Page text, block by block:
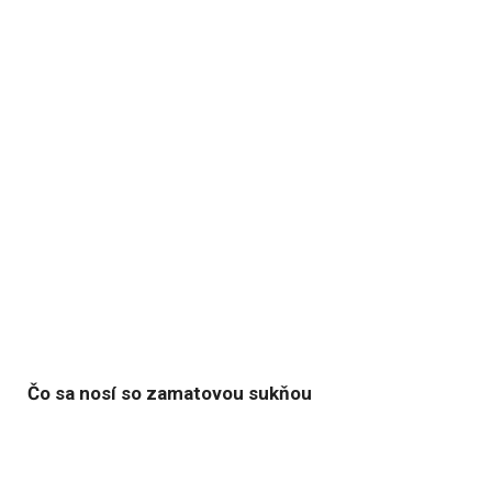
Čo sa nosí so zamatovou sukňou